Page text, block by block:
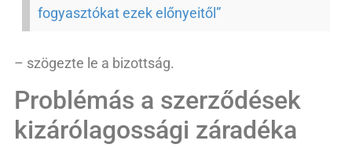
fogyasztókat ezek előnyeitől”
– szögezte le a bizottság.
Problémás a szerződések
kizárólagossági záradéka